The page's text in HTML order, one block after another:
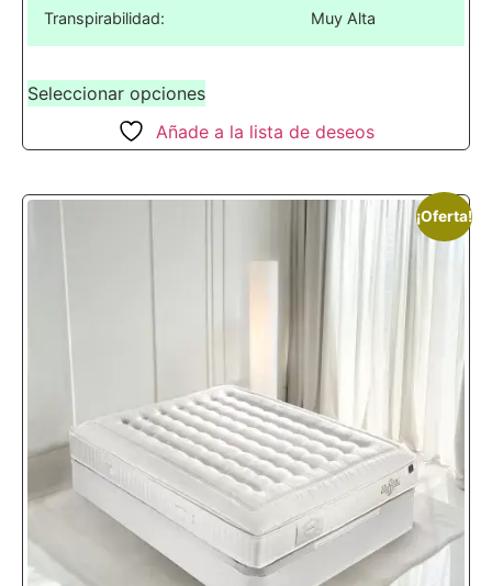
Transpirabilidad: Muy Alta
Seleccionar opciones
Añade a la lista de deseos
¡Oferta!